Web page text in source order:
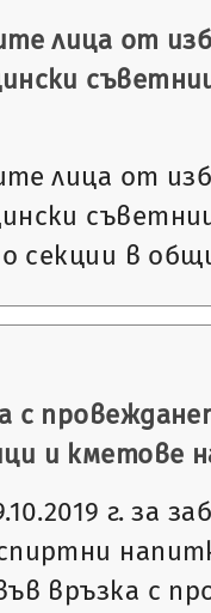
лица от
лица от
секции в
с
и кметове на
г. за
връзка с